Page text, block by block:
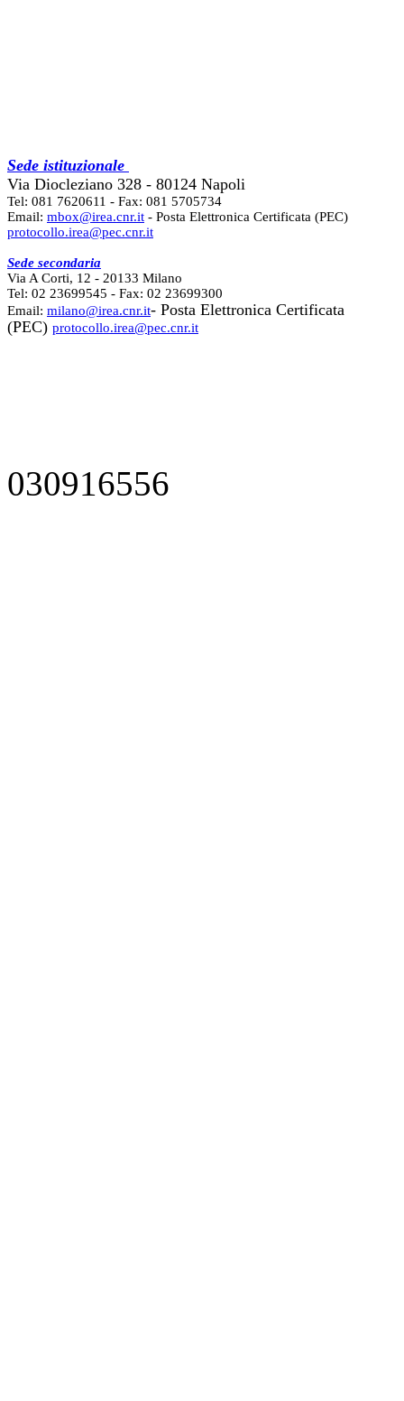
Sede istituzionale
Via Diocleziano 328 - 80124 Napoli
Tel: 081 7620611 - Fax: 081 5705734
Email: mbox@irea.cnr.it - Posta Elettronica Certificata (PEC)
protocollo.irea@pec.cnr.it
Sede secondaria
Via A Corti, 12 - 20133 Milano
Tel: 02 23699545 - Fax: 02 23699300
Email: milano@irea.cnr.it- Posta Elettronica Certificata
(PEC) protocollo.irea@pec.cnr.it
030916556